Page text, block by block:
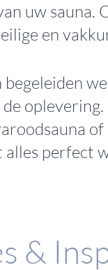
uw sauna.
en
begeleiden
alles perfect
&